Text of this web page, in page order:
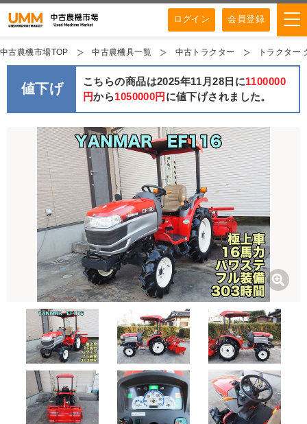
ログイン 会員登録
中古農機市場TOP 中古農機具一覧 中古トラクター トラクタ
値下げ こちらの商品は2025年11月28日に1100000
円から1050000円 に値下げされました。